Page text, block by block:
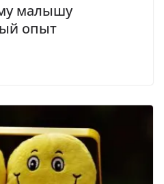
малышу
опыт